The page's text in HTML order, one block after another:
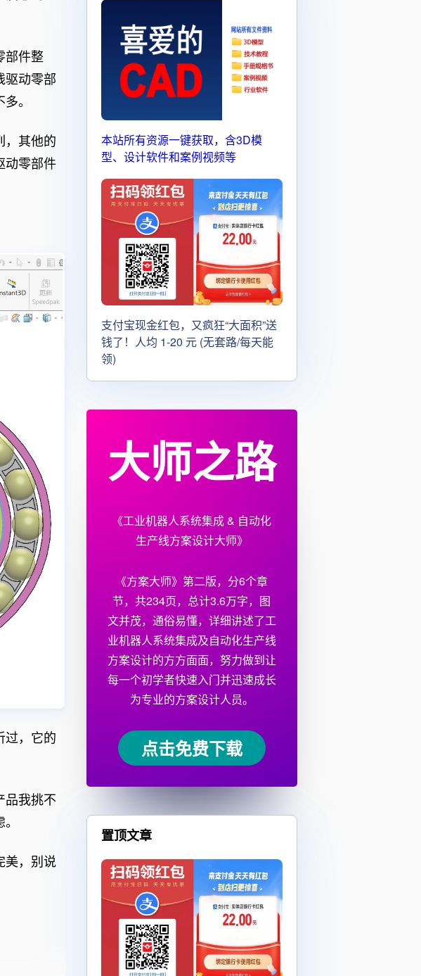
部件整
驱动零部
。
，其他的
动零部件
过，它的
品我挑不
美，别说
本站所有资源一键获取，含3D模
型、设计软件和案例视频等
支付宝现金红包，又疯狂“大面积”送
钱了！人均 1-20 元 (无套路/每天能
领)
大师之路
《工业机器人系统集成 & 自动化
生产线方案设计大师》
《方案大师》第二版，分6个章
节，共234页，总计3.6万字，图
文并茂，通俗易懂，详细讲述了工
业机器人系统集成及自动化生产线
方案设计的方方面面，努力做到让
每一个初学者快速入门并迅速成长
为专业的方案设计人员。
点击免费下载
置顶文章